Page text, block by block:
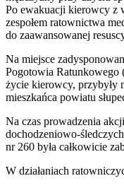
Po ewakuacji kierowcy z
zespołem ratownictwa
do zaawansowanej
Na miejsce
Pogotowia Ratunkowego
życie kierowcy, przybyły
mieszkańca powiatu
Na czas prowadzenia
dochodzeniowo-
nr 260 była całkowicie
W działaniach